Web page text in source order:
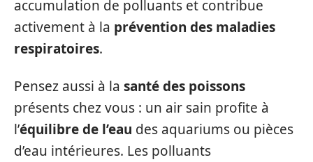
accumulation de polluants et contribue
activement à la prévention des maladies
respiratoires.
Pensez aussi à la santé des poissons
présents chez vous : un air sain profite à
l’équilibre de l’eau des aquariums ou pièces
d’eau intérieures. Les polluants